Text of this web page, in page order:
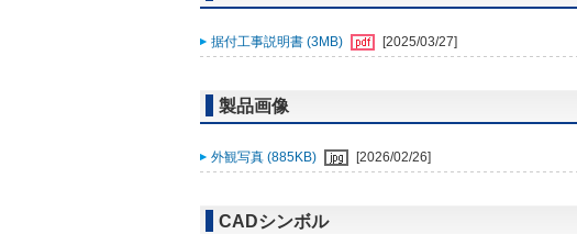
据付工事説明書 (3MB) [2025/03/27]
製品画像
外観写真 (885KB) [2026/02/26]
CADシンボル